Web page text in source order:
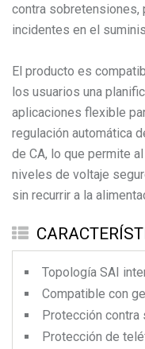
contra sobretensiones,
incidentes en el
El producto es
los usuarios una
aplicaciones flexible
regulación automática
de CA, lo que permite
niveles de voltaje
sin recurrir a la
Topología SAI
Compatible con
Protección
Protección de